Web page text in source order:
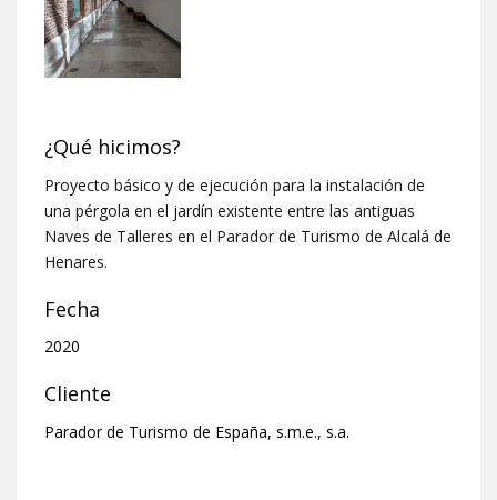
¿Qué hicimos?
Proyecto básico y de ejecución para la instalación de
una pérgola en el jardín existente entre las antiguas
Naves de Talleres en el Parador de Turismo de Alcalá de
Henares.
Fecha
2020
Cliente
Parador de Turismo de España, s.m.e., s.a.